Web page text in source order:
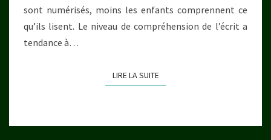
sont numérisés, moins les enfants comprennent ce
qu’ils lisent. Le niveau de compréhension de l’écrit a
tendance à…
LIRE LA SUITELIRE LA SUITE